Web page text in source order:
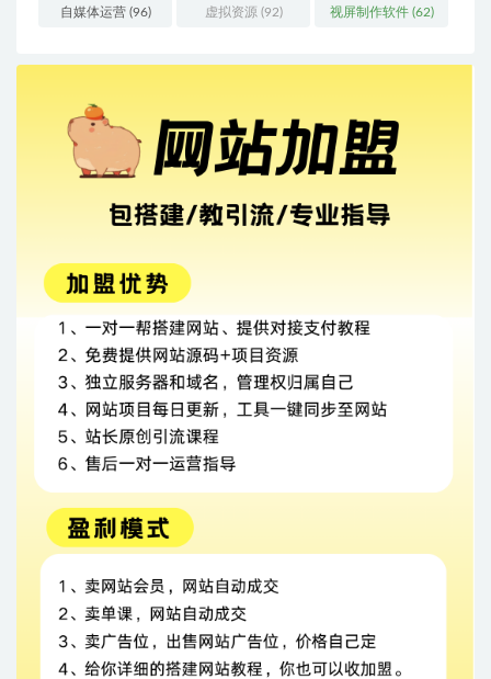
自媒体运营(96) 虚拟资源 (92) 视屏制作软件(62)